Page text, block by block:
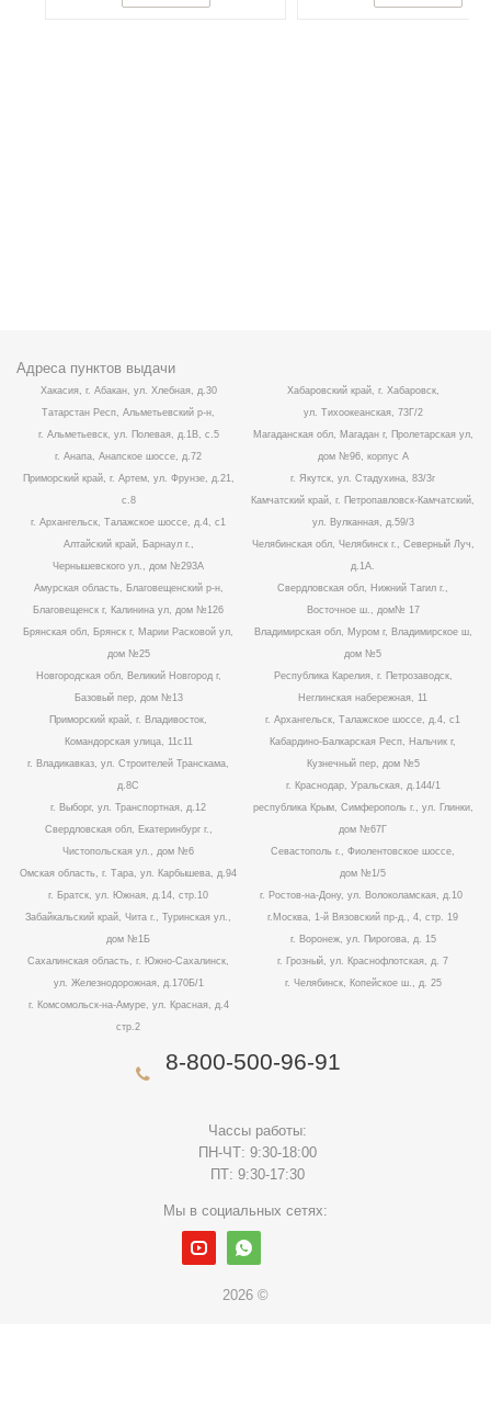
Адреса пунктов выдачи
Хакасия, г. Абакан, ул. Хлебная, д.30
Татарстан Респ, Альметьевский р-н,
г. Альметьевск, ул. Полевая, д.1В, с.5
г. Анапа, Анапское шоссе, д.72
Приморский край, г. Артем, ул. Фрунзе, д.21,
с.8
г. Архангельск, Талажское шоссе, д.4, с1
Алтайский край, Барнаул г.,
Чернышевского ул., дом №293А
Амурская область, Благовещенский р-н,
Благовещенск г, Калинина ул, дом №126
Брянская обл, Брянск г, Марии Расковой ул,
дом №25
Новгородская обл, Великий Новгород г,
Базовый пер, дом №13
Приморский край, г. Владивосток,
Командорская улица, 11с11
г. Владикавказ, ул. Строителей Транскама,
д.8С
г. Выборг, ул. Транспортная, д.12
Свердловская обл, Екатеринбург г.,
Чистопольская ул., дом №6
Омская область, г. Тара, ул. Карбышева, д.94
г. Братск, ул. Южная, д.14, стр.10
Забайкальский край, Чита г., Туринская ул.,
дом №1Б
Сахалинская область, г. Южно-Сахалинск,
ул. Железнодорожная, д.170Б/1
г. Комсомольск-на-Амуре, ул. Красная, д.4
стр.2
Хабаровский край, г. Хабаровск,
ул. Тихоокеанская, 73Г/2
Магаданская обл, Магадан г, Пролетарская ул,
дом №96, корпус А
г. Якутск, ул. Стадухина, 83/3г
Камчатский край, г. Петропавловск-Камчатский,
ул. Вулканная, д.59/3
Челябинская обл, Челябинск г., Северный Луч,
д.1А.
Свердловская обл, Нижний Тагил г.,
Восточное ш., дом№ 17
Владимирская обл, Муром г, Владимирское ш,
дом №5
Республика Карелия, г. Петрозаводск,
Неглинская набережная, 11
г. Архангельск, Талажское шоссе, д.4, с1
Кабардино-Балкарская Респ, Нальчик г,
Кузнечный пер, дом №5
г. Краснодар, Уральская, д.144/1
республика Крым, Симферополь г., ул. Глинки,
дом №67Г
Севастополь г., Фиолентовское шоссе,
дом №1/5
г. Ростов-на-Дону, ул. Волоколамская, д.10
г.Москва, 1-й Вязовский пр-д., 4, стр. 19
г. Воронеж, ул. Пирогова, д. 15
г. Грозный, ул. Краснофлотская, д. 7
г. Челябинск, Копейское ш., д. 25
8-800-500-96-91
Чассы работы:
ПН-ЧТ: 9:30-18:00
ПТ: 9:30-17:30
Мы в социальных сетях:
2026 ©